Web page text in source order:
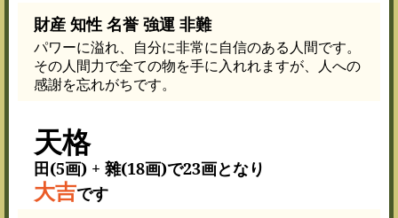
財産 知性 名誉 強運 非難
パワーに溢れ、自分に非常に自信のある人間です。
その人間力で全ての物を手に入れれますが、人への
感謝を忘れがちです。
天格
田(5画) + 雜(18画)で23画となり
大吉です